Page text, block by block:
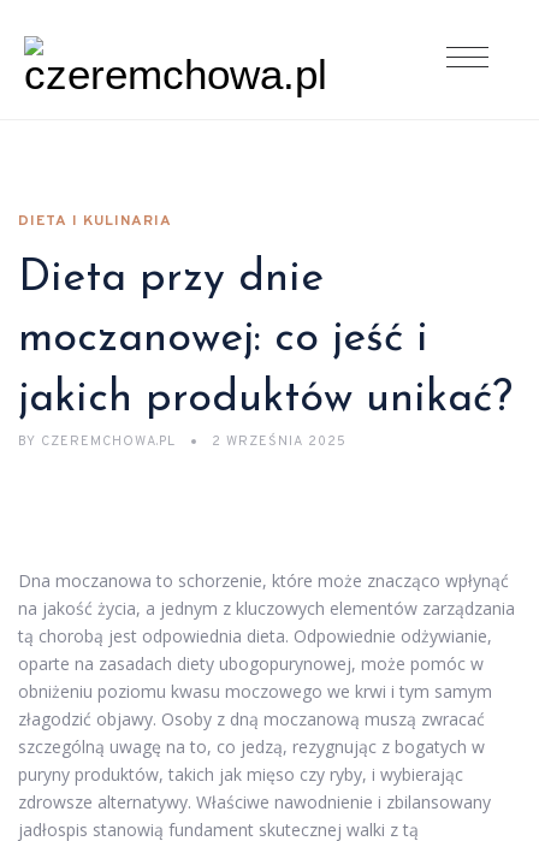
DIETA I KULINARIA
Dieta przy dnie
moczanowej: co jeść i
jakich produktów unikać?
BY CZEREMCHOWA.PL 2 WRZEŚNIA 2025
Dna moczanowa to schorzenie, które może znacząco wpłynąć
na jakość życia, a jednym z kluczowych elementów zarządzania
tą chorobą jest odpowiednia dieta. Odpowiednie odżywianie,
oparte na zasadach diety ubogopurynowej, może pomóc w
obniżeniu poziomu kwasu moczowego we krwi i tym samym
złagodzić objawy. Osoby z dną moczanową muszą zwracać
szczególną uwagę na to, co jedzą, rezygnując z bogatych w
puryny produktów, takich jak mięso czy ryby, i wybierając
zdrowsze alternatywy. Właściwe nawodnienie i zbilansowany
jadłospis stanowią fundament skutecznej walki z tą